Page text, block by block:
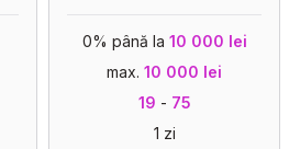
0% până la 10 000 lei
max. 10 000 lei
19 - 75
1 zi